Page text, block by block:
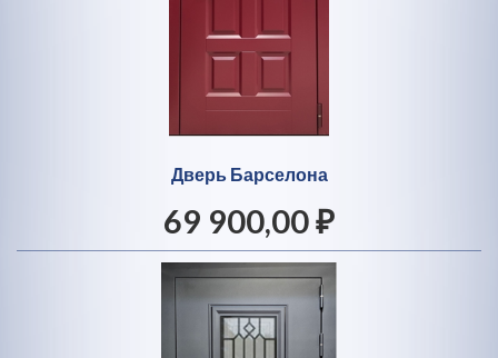
Дверь Барселона
69 900,00 ₽